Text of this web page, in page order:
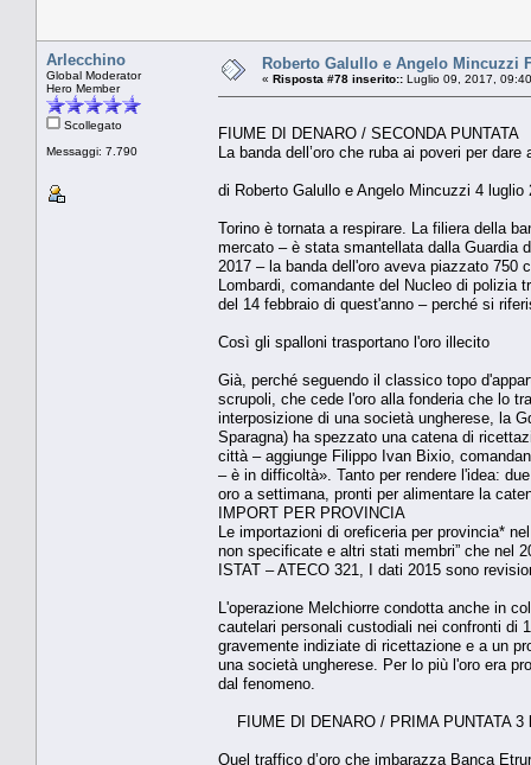
Arlecchino
Global Moderator
Hero Member
Scollegato
Messaggi: 7.790
Roberto Galullo e Angelo Mincuzzi
« Risposta #78 inserito:: Luglio 09, 2017,
FIUME DI DENARO / SECONDA PUNTATA
La banda dell’oro che ruba ai poveri per dare
di Roberto Galullo e Angelo Mincuzzi 4 luglio
Torino è tornata a respirare. La filiera della
mercato – è stata smantellata dalla Guardia
2017 – la banda dell'oro aveva piazzato 750
Lombardi, comandante del Nucleo di polizia
del 14 febbraio di quest'anno – perché si
Così gli spalloni trasportano l'oro illecito
Già, perché seguendo il classico topo
scrupoli, che cede l'oro alla fonderia che lo
interposizione di una società ungherese, la
Sparagna) ha spezzato una catena di
città – aggiunge Filippo Ivan Bixio,
– è in difficoltà». Tanto per rendere l'idea:
oro a settimana, pronti per alimentare la
IMPORT PER PROVINCIA
Le importazioni di oreficeria per provincia*
non specificate e altri stati membri” che nel
ISTAT – ATECO 321, I dati 2015 sono
L'operazione Melchiorre condotta anche in
cautelari personali custodiali nei confronti di
gravemente indiziate di ricettazione e a un
una società ungherese. Per lo più l'oro era
dal fenomeno.
FIUME DI DENARO / PRIMA PUNTATA 3
Quel traffico d’oro che imbarazza Banca